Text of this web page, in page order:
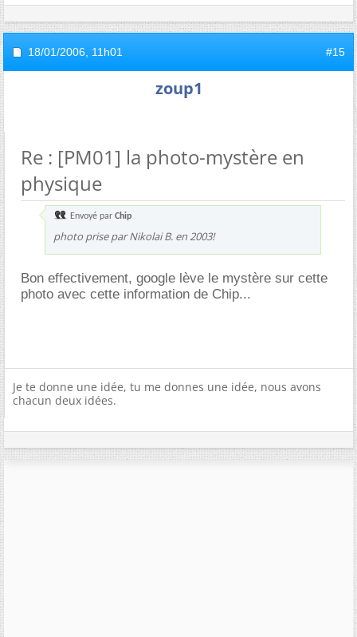
18/01/2006, 11h01 #15
zoup1
Re : [PM01] la photo-mystère en
physique
Envoyé par Chip
photo prise par Nikolai B. en 2003!
Bon effectivement, google lève le mystère sur cette
photo avec cette information de Chip...
Je te donne une idée, tu me donnes une idée, nous avons
chacun deux idées.